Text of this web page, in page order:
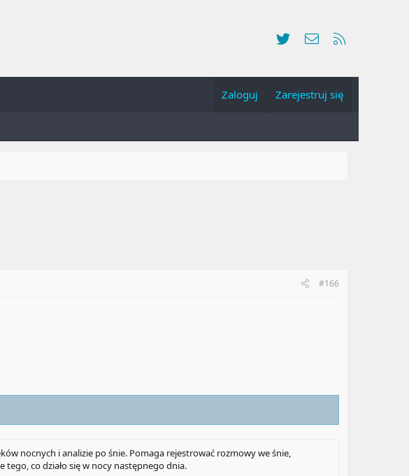
Twitter Kontakt
Zaloguj Zarejestruj się
#166
nocnych i analizie po śnie. Pomaga rejestrować rozmowy we śnie,
tego, co działo się w nocy następnego dnia.